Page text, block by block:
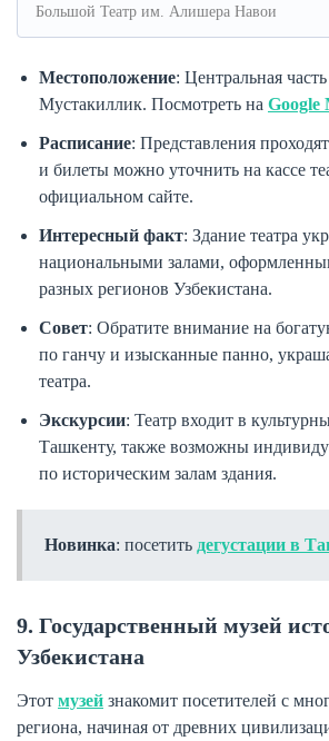
Большой Театр им. Алишера Навои
Местоположение: Центральная
Мустакиллик. Посмотреть на Google
Расписание: Представления
и билеты можно уточнить на кассе
официальном сайте.
Интересный факт: Здание театра
национальными залами,
разных регионов Узбекистана.
Совет: Обратите внимание на
по ганчу и изысканные панно,
театра.
Экскурсии: Театр входит в
Ташкенту, также возможны
по историческим залам здания.
Новинка: посетить дегустации в
9. Государственный музей
Узбекистана
Этот музей знакомит посетителей с
региона, начиная от древних